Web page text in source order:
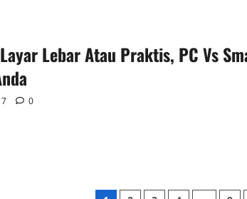
Lebar Atau Praktis, PC Vs
0